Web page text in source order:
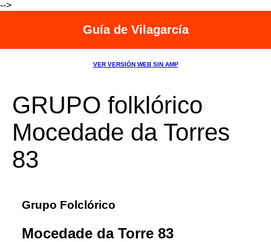
-->
Guía de Vilagarcía
VER VERSIÓN WEB SIN AMP
GRUPO folklórico
Mocedade da Torres
83
Grupo Folclórico
Mocedade da Torre 83